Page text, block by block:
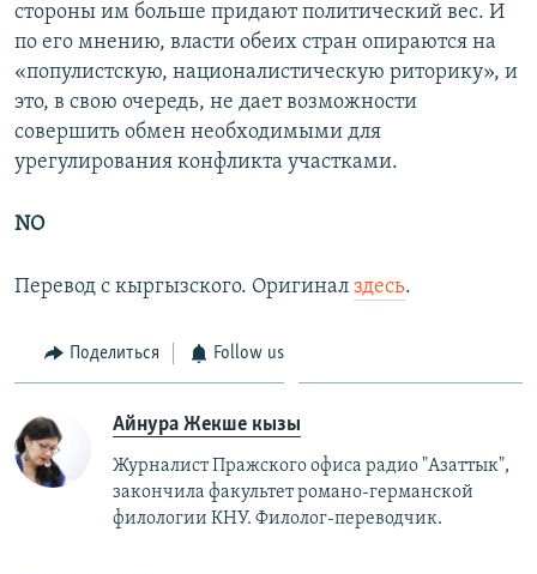
стороны им больше придают политический вес. И
по его мнению, власти обеих стран опираются на
«популистскую, националистическую риторику», и
это, в свою очередь, не дает возможности
совершить обмен необходимыми для
урегулирования конфликта участками.
NO
Перевод с кыргызского. Оригинал здесь.
Поделиться Follow us
Айнура Жекше кызы
Журналист Пражского офиса радио "Азаттык",
закончила факультет романо-германской
филологии КНУ. Филолог-переводчик.